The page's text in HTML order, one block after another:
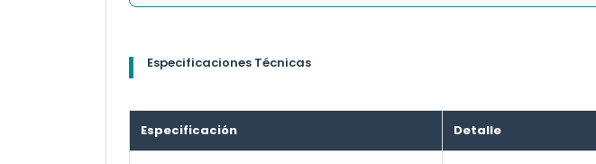
Especificaciones Técnicas
Especificación Detalle